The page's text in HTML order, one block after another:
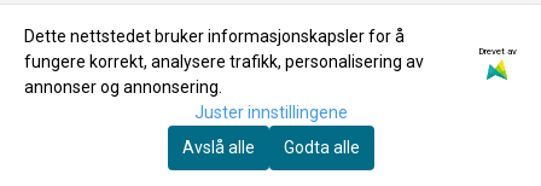
4950 RISØR
Org. nr. 992870273
adeler@online.no
Om oss
Info
Forsendelse og retur
Nyhetsbrev
Registrer deg for å motta nyheter og tilbud!
Dette nettstedet bruker informasjonskapsler for å
fungere korrekt, analysere trafikk, personalisering av
annonser og annonsering.
Drevet av
Juster innstillingene
Avslå alle
Godta alle